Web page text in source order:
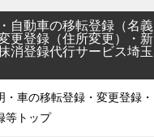
自動車の移転登録（名義
更登録（住所変更）・新
消登録代行サービス埼玉
・車の移転登録・変更登録・
等トップ